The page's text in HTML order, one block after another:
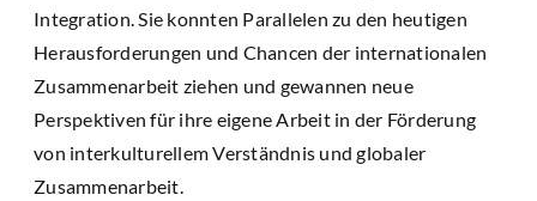
Integration. Sie konnten Parallelen zu den heutigen
Herausforderungen und Chancen der internationalen
Zusammenarbeit ziehen und gewannen neue
Perspektiven für ihre eigene Arbeit in der Förderung
von interkulturellem Verständnis und globaler
Zusammenarbeit.